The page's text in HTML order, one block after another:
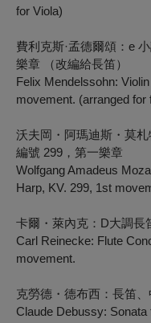
for Viola)
費利克斯·孟德爾頌：e
樂章 （改編給長笛）
Felix Mendelssohn:
movement. (arranged for
沃夫岡・阿瑪迪斯・莫
編號 299，第一樂章
Wolfgang Amadeus
Harp, KV. 299, 1st
卡爾・萊內克：D大調長
Carl Reinecke: Flute
movement.
克勞德・德布西：長笛
Claude Debussy: